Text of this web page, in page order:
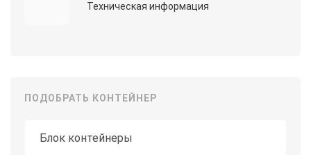
Техническая информация
ПОДОБРАТЬ КОНТЕЙНЕР